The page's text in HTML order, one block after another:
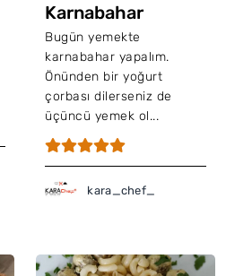
Karnabahar
Yemeği
Bugün yemekte
karnabahar yapalım.
Önünden bir yoğurt
çorbası dilerseniz de
üçüncü yemek ol...
kara_chef_